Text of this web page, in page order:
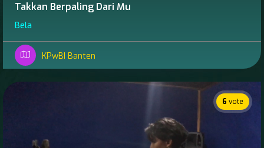
Takkan Berpaling Dari Mu
Bela
KPwBI Banten
6 vote